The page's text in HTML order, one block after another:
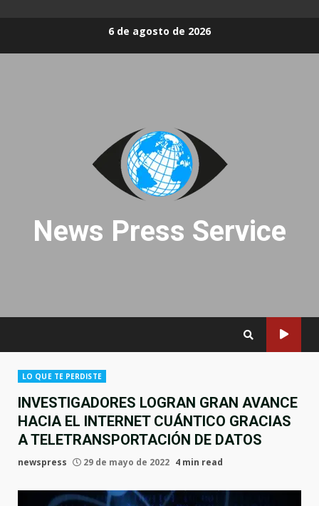
6 de agosto de 2026
News Press Service
LO QUE TE PERDISTE
INVESTIGADORES LOGRAN GRAN AVANCE
HACIA EL INTERNET CUÁNTICO GRACIAS
A TELETRANSPORTACIÓN DE DATOS
newspress 29 de mayo de 2022 4 min read